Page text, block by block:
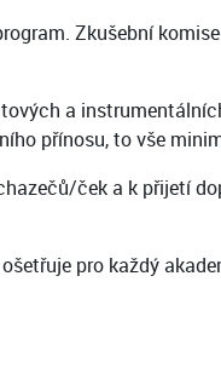
Zkušební
a
přínosu, to vše
ček a k přijetí
pro každý